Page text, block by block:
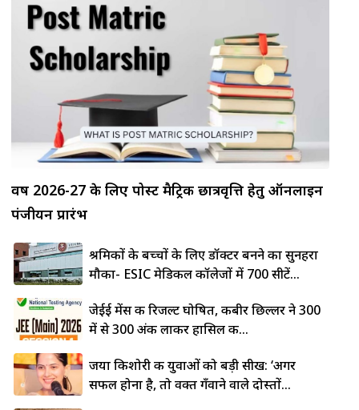
वर्ष 2026-27 के लिए पोस्ट मैट्रिक छात्रवृत्ति हेतु ऑनलाइन
पंजीयन प्रारंभ
श्रमिकों के बच्चों के लिए डॉक्टर बनने का सुनहरा
मौका- ESIC मेडिकल कॉलेजों में 700 सीटें...
जेईई मेंस की रिजल्ट घोषित, कबीर छिल्लर ने 300
में से 300 अंक लाकर हासिल की...
जया किशोरी की युवाओं को बड़ी सीख: ‘अगर
सफल होना है, तो वक्त गँवाने वाले दोस्तों...